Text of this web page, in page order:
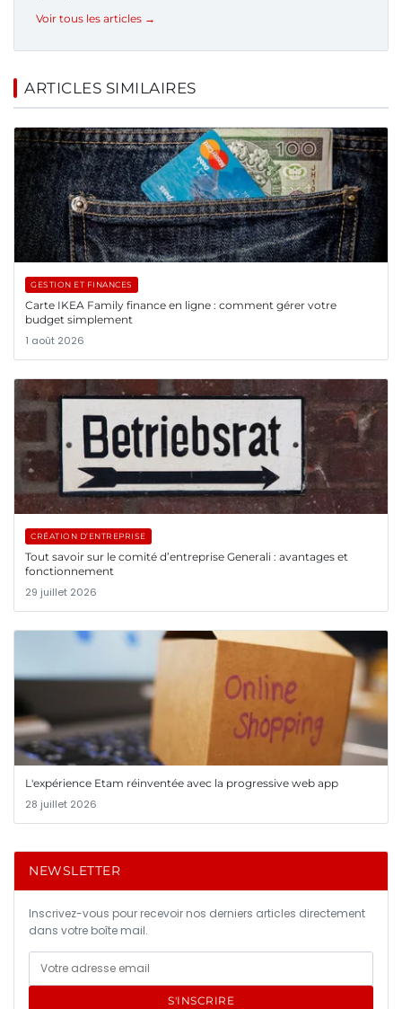
Voir tous les articles →
ARTICLES SIMILAIRES
GESTION ET FINANCES
Carte IKEA Family finance en ligne : comment gérer votre
budget simplement
1 août 2026
CRÉATION D’ENTREPRISE
Tout savoir sur le comité d’entreprise Generali : avantages et
fonctionnement
29 juillet 2026
L'expérience Etam réinventée avec la progressive web app
28 juillet 2026
NEWSLETTER
Inscrivez-vous pour recevoir nos derniers articles directement
dans votre boîte mail.
S'INSCRIRE